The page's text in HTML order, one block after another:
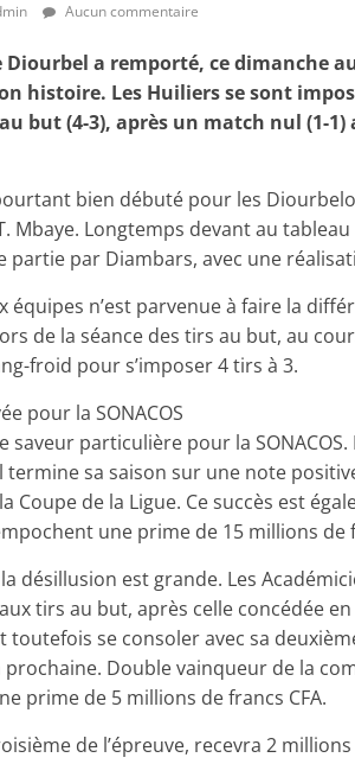
Aucun commentaire
Diourbel a remporté, ce dimanche
histoire. Les Huiliers se sont
but (4-3), après un match nul (1-
bien débuté pour les
Mbaye. Longtemps devant au tableau
partie par Diambars, avec une
équipes n’est parvenue à faire la
de la séance des tirs au but, au
froid pour s’imposer 4 tirs à 3.
pour la SONACOS
saveur particulière pour la
termine sa saison sur une note
Coupe de la Ligue. Ce succès est
une prime de 15 millions de
désillusion est grande. Les
tirs au but, après celle concédée en
toutefois se consoler avec sa
prochaine. Double vainqueur de la
prime de 5 millions de francs CFA.
de l’épreuve, recevra 2